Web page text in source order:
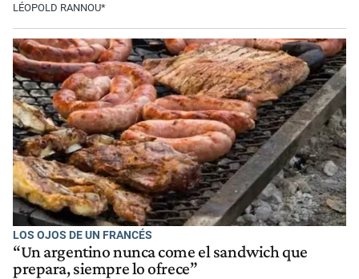
LÉOPOLD RANNOU*
LOS OJOS DE UN FRANCÉS
“Un argentino nunca come el sandwich que
prepara, siempre lo ofrece”